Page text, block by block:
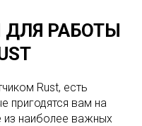
РАБОТЫ
Rust, есть
пригодятся вам на
из наиболее важных